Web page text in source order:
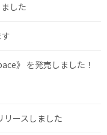
した
》 を発売しました！
ースしました